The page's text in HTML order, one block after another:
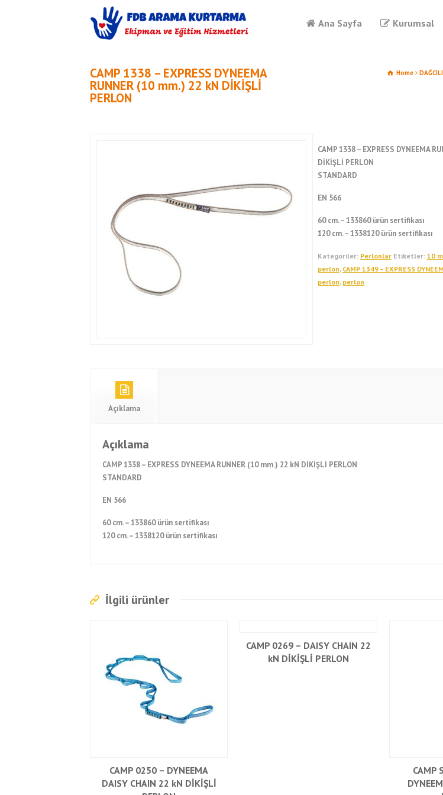
Ana Sayfa Kurumsal
CAMP 1338 – EXPRESS DYNEEMA
RUNNER (10 mm.) 22 kN DİKİŞLİ
PERLON
Home
CAMP 1338 – EXPRESS DYNEEMA
DİKİŞLİ PERLON
STANDARD
EN 566
60 cm. – 133860 ürün sertifikası
120 cm. – 1338120 ürün sertifikası
Kategoriler: Perlonlar Etiketler: 10
perlon, CAMP 1349 – EXPRESS
perlon, perlon
Açıklama
Açıklama
CAMP 1338 – EXPRESS DYNEEMA RUNNER (10 mm.) 22 kN DİKİŞLİ PERLON
STANDARD
EN 566
60 cm. – 133860 ürün sertifikası
120 cm. – 1338120 ürün sertifikası
İlgili ürünler
CAMP 0250 – DYNEEMA
DAISY CHAIN 22 kN DİKİŞLİ
CAMP 0269 – DAISY CHAIN 22
kN DİKİŞLİ PERLON
CAMP